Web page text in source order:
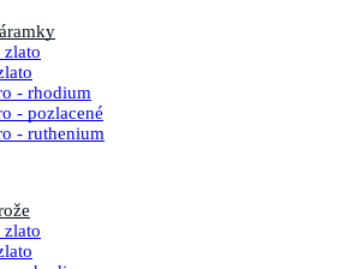
zlato
- rhodium
- pozlacené
- ruthenium
zlato